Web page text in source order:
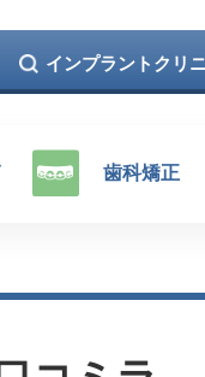
インプラントクリ
歯科矯正